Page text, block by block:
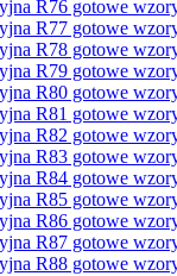
R76 gotowe
R77 gotowe
R78 gotowe
R79 gotowe
R80 gotowe
R81 gotowe
R82 gotowe
R83 gotowe
R84 gotowe
R85 gotowe
R86 gotowe
R87 gotowe
R88 gotowe